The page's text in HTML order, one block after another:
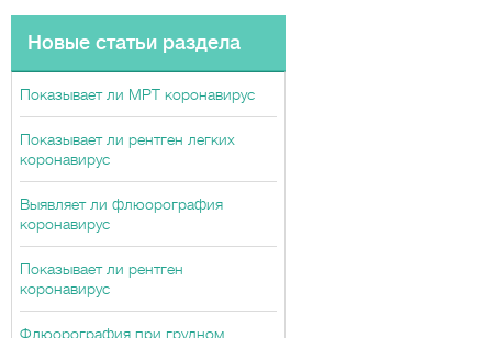
Новые статьи раздела
Показывает ли МРТ коронавирус
Показывает ли рентген легких
коронавирус
Выявляет ли флюорография
коронавирус
Показывает ли рентген
коронавирус
Флюорография при грудном